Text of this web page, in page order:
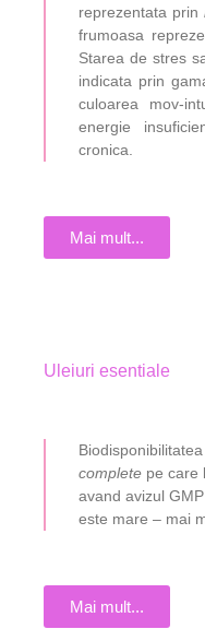
reprezentata prin
frumoasa
Starea de stres
indicata prin
culoarea mov-
energie
cronica.
Mai mult...
Uleiuri esentiale
Biodisponibilitatea
complete pe care
avand avizul GMP
este mare – mai
Mai mult...